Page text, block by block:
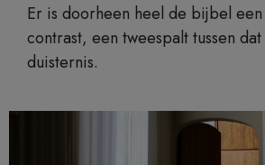
Er is doorheen heel de bijbel
contrast, een tweespalt tussen
duisternis.